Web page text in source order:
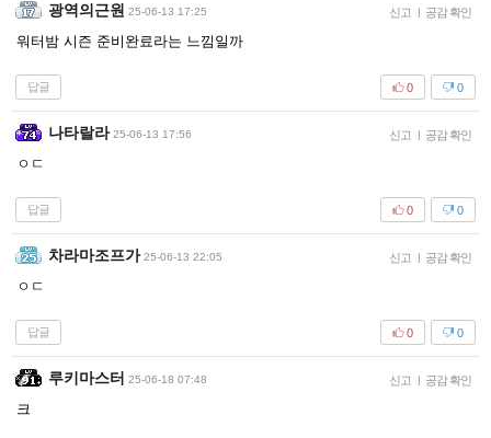
광역의근원 25-06-13 17:25 신고 공감 확인
워터밤 시즌 준비완료라는 느낌일까
답글 0
0
나타랄라 25-06-13 17:56 신고 공감 확인
ㅇㄷ
답글 0
0
차라마조프가 25-06-13 22:05 신고 공감 확인
ㅇㄷ
답글 0
0
루키마스터 25-06-18 07:48 신고 공감 확인
크